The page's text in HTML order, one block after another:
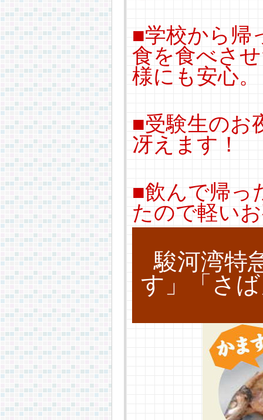
■学校から帰
食を食べさ
様にも安心。
■受験生のお
冴えます！
■飲んで帰っ
たので軽い
駿河湾特
す」「さ